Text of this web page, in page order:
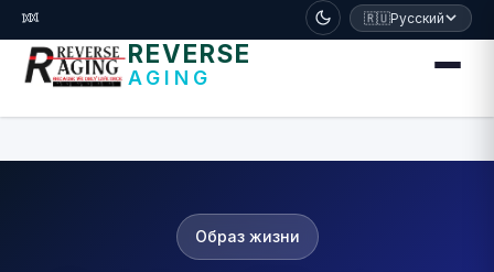
דלג לתוכן הראשי
🧬 🇷🇺Русский
REVERSE
AGING
Образ жизни